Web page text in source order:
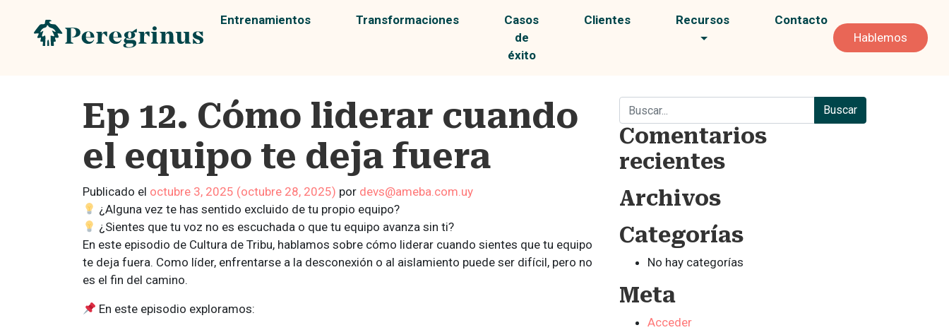
Entrenamientos
Transformaciones
Casos
de
éxito
Clientes Recursos
Contacto
Hablemos
Ep 12. Cómo liderar cuando
el equipo te deja fuera
Publicado el octubre 3, 2025 (octubre 28, 2025) por devs@ameba.com.uy
¿Alguna vez te has sentido excluido de tu propio equipo?
¿Sientes que tu voz no es escuchada o que tu equipo avanza sin ti?
En este episodio de Cultura de Tribu, hablamos sobre cómo liderar cuando sientes que tu equipo
te deja fuera. Como líder, enfrentarse a la desconexión o al aislamiento puede ser difícil, pero no
es el fin del camino.
En este episodio exploramos:
Buscar:
Comentarios
recientes
Archivos
Categorías
No hay categorías
Meta
Acceder